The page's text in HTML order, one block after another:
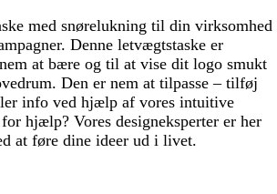
med snørelukning til din virksomhed
Denne letvægtstaske er
at bære og til at vise dit logo smukt
Den er nem at tilpasse – tilføj
info ved hjælp af vores intuitive
hjælp? Vores designeksperter er her
at føre dine ideer ud i livet.